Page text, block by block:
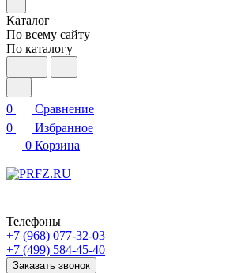
Каталог
По всему сайту
По каталогу
0
Сравнение
0
Избранное
0 Корзина
Телефоны
+7 (968) 077-32-03
+7 (499) 584-45-40
Заказать звонок